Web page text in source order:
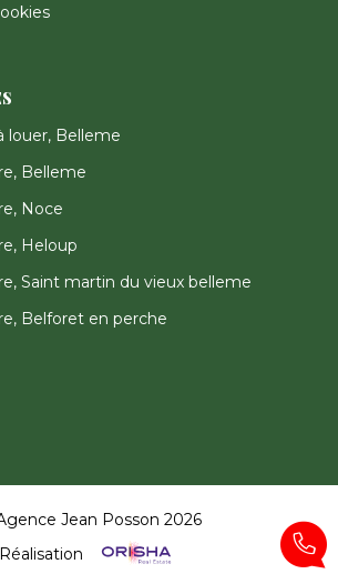
louer, Belleme
Belleme
Noce
Heloup
Saint martin du vieux belleme
Belforet en perche
Jean Posson 2026
Réalisation